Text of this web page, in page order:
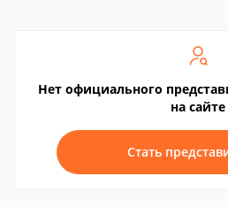
Нет официального
на сайте
Стать